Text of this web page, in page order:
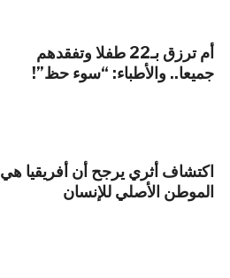
أم ترزق بـ22 طفلا وتفقدهم
جميعا.. والأطباء: “سوء حظ”!
اكتشاف أثري يرجح أن أفريقيا هي
الموطن الأصلي للإنسان